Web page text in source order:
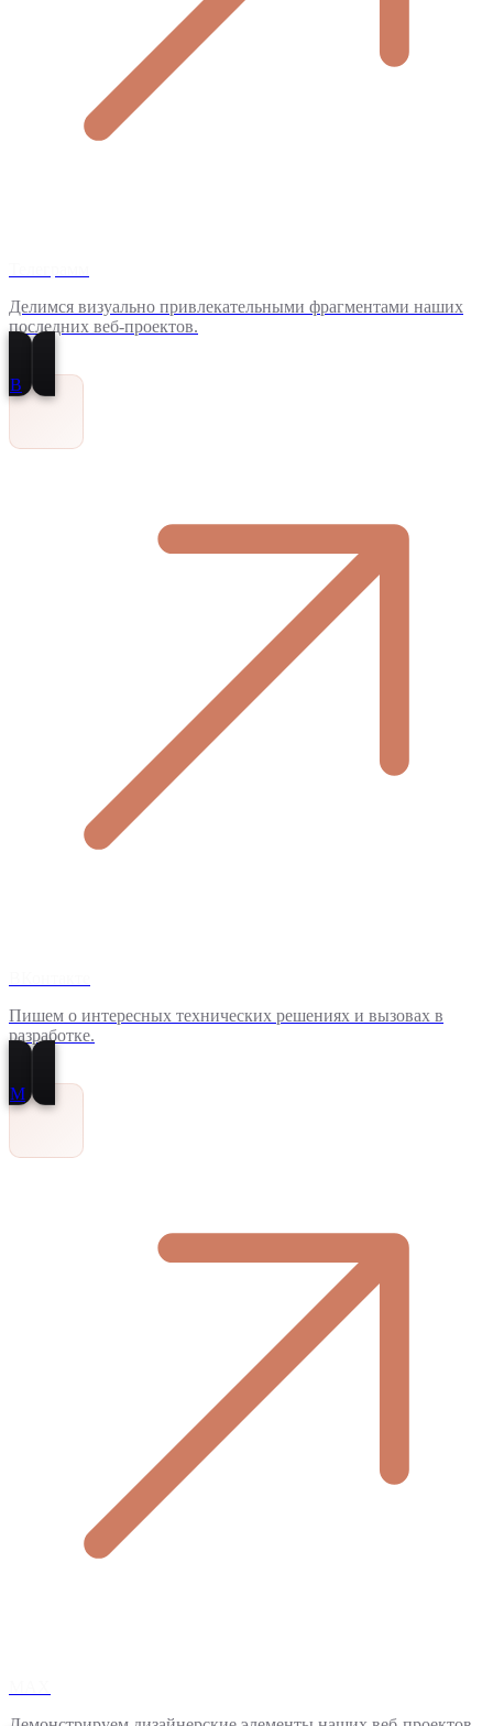
Делимся визуально привлекательными фрагментами наших
последних веб-проектов.
В
Пишем о интересных технических решениях и вызовах в
разработке.
M